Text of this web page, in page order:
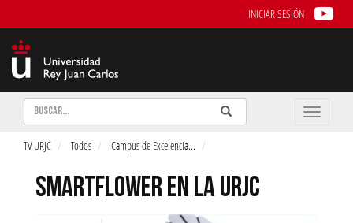
INICIAR SESIÓN
Buscar Enviar
Buscar
Toggle
TV URJC Todos Campus de Excelencia...
SMARTFLOWER EN LA URJC